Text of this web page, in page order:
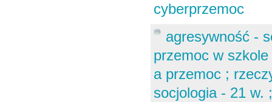
cyberprzemoc
agresywność -
przemoc w
a przemoc ;
socjologia - 21 w.